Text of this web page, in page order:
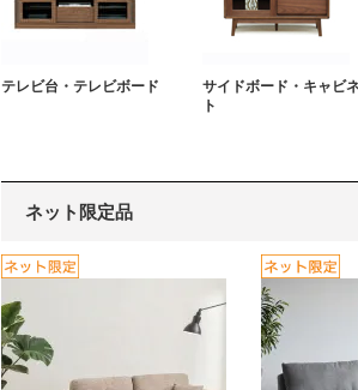
テレビ台・テレビボード
サイドボード・キャビ
ト
ネット限定品